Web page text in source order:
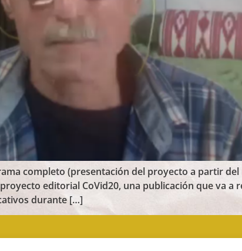
completo (presentación del proyecto a partir
editorial CoVid20, una publicación que va a
durante […]